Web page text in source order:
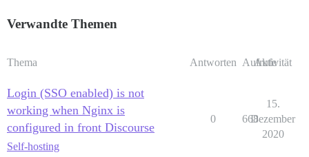
Verwandte Themen
Thema Antworten Aufrufe
Aktivität
Login (SSO enabled) is not
working when Nginx is
configured in front Discourse
Self-hosting
0 668
15.
Dezember
2020